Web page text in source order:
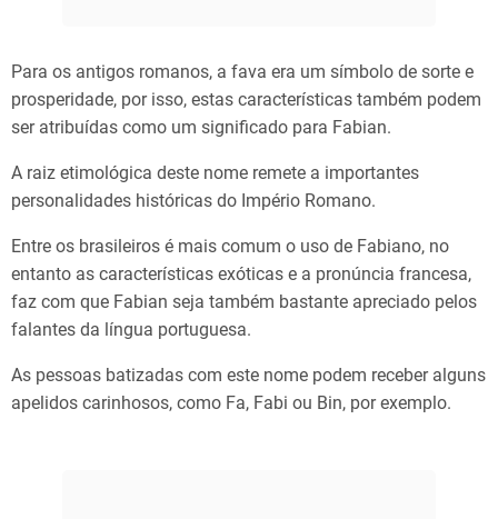
Para os antigos romanos, a fava era um símbolo de sorte e
prosperidade, por isso, estas características também podem
ser atribuídas como um significado para Fabian.
A raiz etimológica deste nome remete a importantes
personalidades históricas do Império Romano.
Entre os brasileiros é mais comum o uso de Fabiano, no
entanto as características exóticas e a pronúncia francesa,
faz com que Fabian seja também bastante apreciado pelos
falantes da língua portuguesa.
As pessoas batizadas com este nome podem receber alguns
apelidos carinhosos, como Fa, Fabi ou Bin, por exemplo.